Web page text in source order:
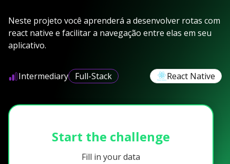
Neste projeto você aprenderá a desenvolver rotas com
react native e facilitar a navegação entre elas em seu
aplicativo.
Intermediary Full-Stack React Native
Start the challenge
Fill in your data